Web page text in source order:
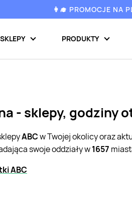
👩‍🎓 PROMOCJE NA
SKLEPY PRODUKTY
- sklepy, godziny
ABCw Twojej okolicy oraz
swoje oddziały w1657
ABC